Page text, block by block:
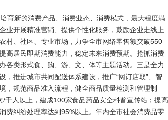
育新的消费产品、消费业态、消费模式，最大程度满
业开展精准营销、提供个性化服务，鼓励企业走线上
村、社区、专业市场，力争全市网络零售额突破550
高居民即期消费能力，稳定未来消费预期。抢抓消费
各类形式食、购、游、文、体等主题活动。三是全力
推进城市共同配送体系建设，推广“网订店取”、智
，规范商品准入流程，健全商品质量检测和管理制
千人以上，建成100家食品药品安全科普宣传站；提高
费纠纷处理率达到95%以上。年内全市社会消费品零